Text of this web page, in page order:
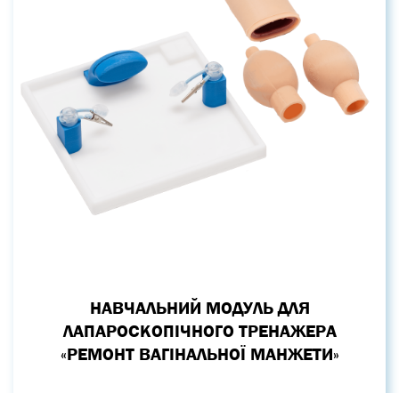
НАВЧАЛЬНИЙ МОДУЛЬ ДЛЯ
ЛАПАРОСКОПІЧНОГО ТРЕНАЖЕРА
«РЕМОНТ ВАГІНАЛЬНОЇ МАНЖЕТИ»